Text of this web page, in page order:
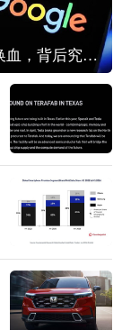
谷歌AI大换血，背后究竟发生了什么？